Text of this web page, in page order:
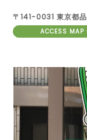
〒141-0031 東京都
ACCESS MAP